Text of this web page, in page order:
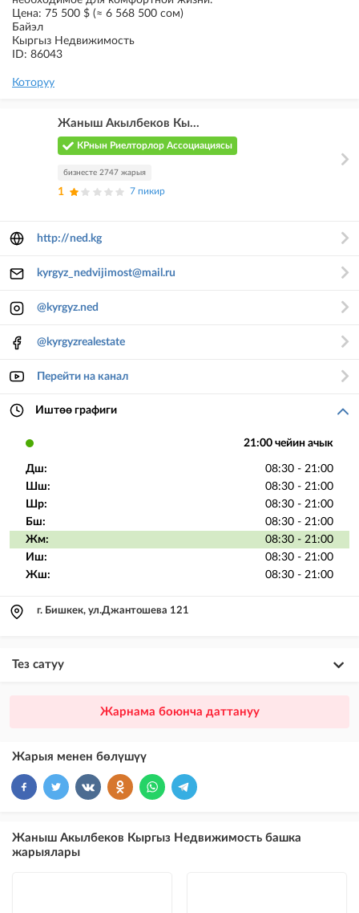
Цена: 75 500 $ (≈ 6 568 500 сом)
Байэл
Кыргыз Недвижимость
ID: 86043
Которуу
Жаныш Акылбеков Кы...
КРнын Риелторлор Ассоциациясы
бизнесте 2747 жарыя
1 7 пикир
http://ned.kg
kyrgyz_nedvijimost@mail.ru
@kyrgyz.ned
@kyrgyzrealestate
Перейти на канал
Иштөө графиги
21:00 чейин ачык
Дш:
08:30 - 21:00
Шш:
08:30 - 21:00
Шр:
08:30 - 21:00
Бш:
08:30 - 21:00
Жм:
08:30 - 21:00
Иш:
08:30 - 21:00
Жш:
08:30 - 21:00
г. Бишкек, ул.Джантошева 121
Тез сатуу
VIP жарыялардын үстүнө жарыя жайгаштыруу + Instagramдагы акы
бекер жарыялардын үстүнө жарыя жайгаштыруу
бекер жарыялардын үстүнө жарыя жайгаштыруу (VIPтен кийин)
Жарнама боюнча даттануу
Жарыя менен бөлүшүү
Жаныш Акылбеков Кыргыз Недвижимость башка
жарыялары